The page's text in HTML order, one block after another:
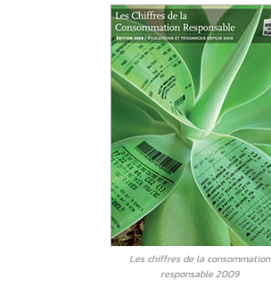
Les chiffres de la consommation
responsable 2009